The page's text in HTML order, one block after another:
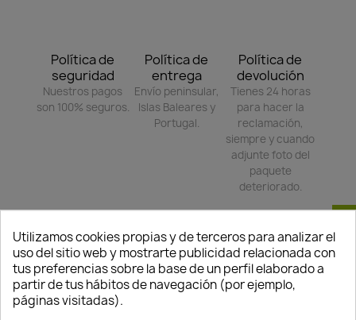
Política de
seguridad
Nuestros pagos
son 100% seguros.
Política de
entrega
Envío peninsular,
Islas Baleares y
Portugal.
Política de
devolución
Tienes 24 horas
para hacer la
reclamación,
siempre y cuando
adjunte foto del
paquete
deteriorado.
Compartir
Utilizamos cookies propias y de terceros para analizar el
uso del sitio web y mostrarte publicidad relacionada con
tus preferencias sobre la base de un perfil elaborado a
partir de tus hábitos de navegación (por ejemplo,
páginas visitadas).